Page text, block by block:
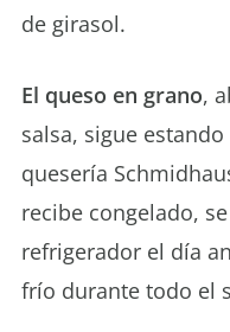
de girasol.
El queso en grano,
salsa, sigue
quesería
recibe congelado,
refrigerador el día
frío durante todo el